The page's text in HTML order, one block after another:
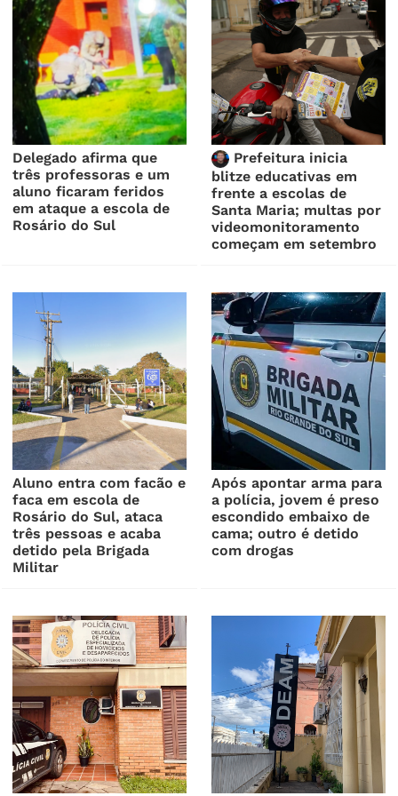
Delegado afirma que
três professoras e um
aluno ficaram feridos
em ataque a escola de
Rosário do Sul
Prefeitura inicia
blitze educativas em
frente a escolas de
Santa Maria; multas por
videomonitoramento
começam em setembro
Aluno entra com facão e
faca em escola de
Rosário do Sul, ataca
três pessoas e acaba
detido pela Brigada
Militar
Após apontar arma para
a polícia, jovem é preso
escondido embaixo de
cama; outro é detido
com drogas